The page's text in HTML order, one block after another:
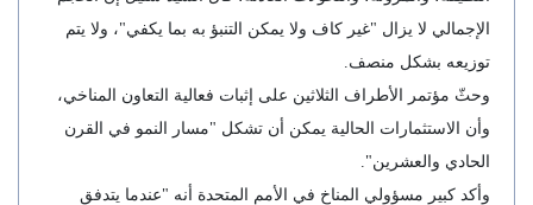
الإجمالي لا يزال "غير كاف ولا يمكن التنبؤ به بما يكفي"، ولا يتم
توزيعه بشكل منصف.
وحثّ مؤتمر الأطراف الثلاثين على إثبات فعالية التعاون المناخي،
وأن الاستثمارات الحالية يمكن أن تشكل "مسار النمو في القرن
الحادي والعشرين".
وأكد كبير مسؤولي المناخ في الأمم المتحدة أنه "عندما يتدفق